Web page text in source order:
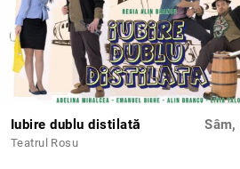
Iubire dublu distilată
Teatrul Rosu